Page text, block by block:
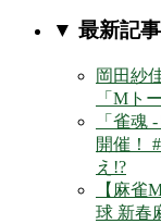
▼ 最新記事
岡田紗
「Mト
「雀魂
開催！
え!?
【麻雀
球 新春